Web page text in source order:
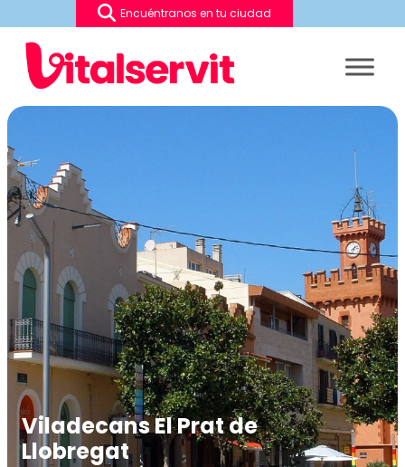
Encuéntranos en tu ciudad
Viladecans El Prat de
Llobregat